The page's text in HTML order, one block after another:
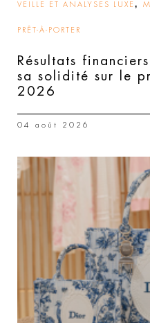
VEILLE ET ANALYSES LUXE ,
PRÊT-À-PORTER
Résultats
sa solidité sur le
2026
04 août 2026